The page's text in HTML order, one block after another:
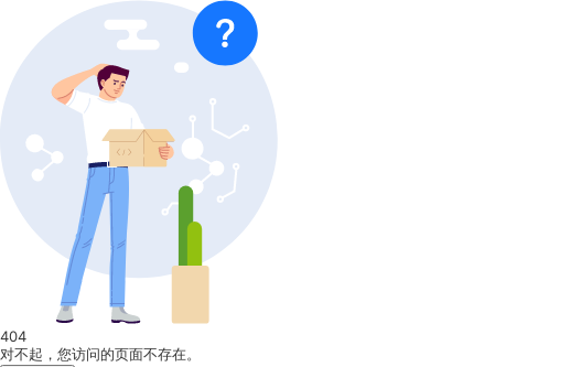
404
对不起，您访问的页面不存在。